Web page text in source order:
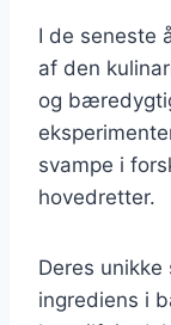
I de seneste
af den
og
svampe i
hovedretter.
Deres
ingrediens i